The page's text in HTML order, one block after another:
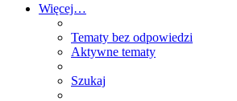
Więcej…
Tematy bez odpowiedzi
Aktywne tematy
Szukaj